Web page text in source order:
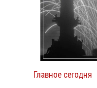
Главное сегодня